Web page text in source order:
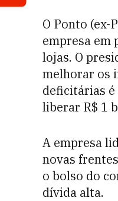
O Ponto (ex-
empresa em
lojas. O
melhorar os
deficitárias é
liberar R$ 1
A empresa
novas
o bolso do
dívida alta.